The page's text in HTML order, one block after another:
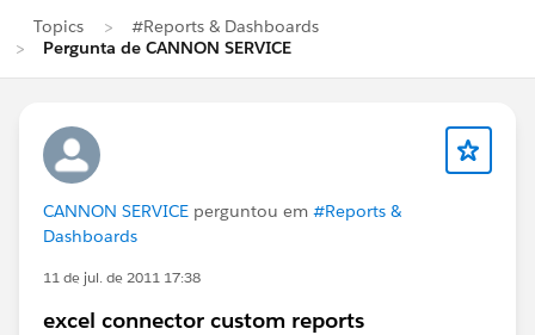
Topics
#Reports & Dashboards
Pergunta de CANNON SERVICE
CANNON SERVICE perguntou em #Reports &
Dashboards
11 de jul. de 2011 17:38
excel connector custom reports